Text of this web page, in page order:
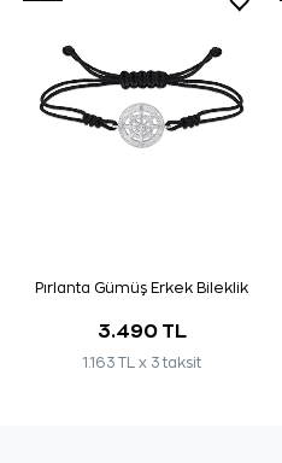
Pırlanta Gümüş Erkek Bileklik
3.490 TL
1.163 TL x 3 taksit